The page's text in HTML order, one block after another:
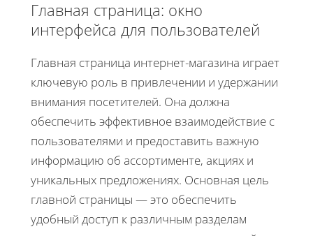
Главная страница: окно
интерфейса для пользователей
Главная страница интернет-магазина играет
ключевую роль в привлечении и удержании
внимания посетителей. Она должна
обеспечить эффективное взаимодействие с
пользователями и предоставить важную
информацию об ассортименте, акциях и
уникальных предложениях. Основная цель
главной страницы — это обеспечить
удобный доступ к различным разделам